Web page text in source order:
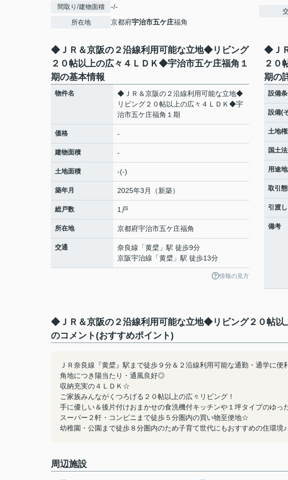
間取り/建物面積 -/-
所在地 京都府宇治市五ケ庄福角
◆ＪＲ＆京阪の２沿線利用可能な立地◆リビング
２０帖以上の広々４ＬＤＫ◆宇治市五ケ庄福角１
期の基本情報
物件名
◆ＪＲ＆京阪の２沿線利用可能な立地◆
リビング２０帖以上の広々４ＬＤＫ◆宇
治市五ケ庄福角１期
価格 -
建物面積 -
土地面積 -(-)
築年月 2025年3月（新築）
総戸数 1戸
所在地 京都府宇治市五ケ庄福角
交通 奈良線 「黄檗 」駅 徒歩9分
京阪宇治線 「黄檗 」駅 徒歩13分
情報の見方
◆Ｊ
２０
期の
設備
設備(
土地権
国土
用途
取引
引渡し
備考
◆ＪＲ＆京阪の２沿線利用可能な立地◆リビング２０帖
のコメント(おすすめポイント)
ＪＲ奈良線『黄檗』駅まで徒歩９分＆２沿線利用可能な通勤・通学に便
角地につき陽当たり・通風良好◎
収納充実の４ＬＤＫ☆
ご家族みんながくつろげる２０帖以上の広々リビング！
手に優しい＆後片付けおまかせの食洗機付キッチンや１坪タイプのゆっ
スーパー２軒・コンビニまで徒歩５分圏内の買い物至便地☆
幼稚園・公園まで徒歩８分圏内のため子育て世代にもおすすめの住環境♪
周辺施設